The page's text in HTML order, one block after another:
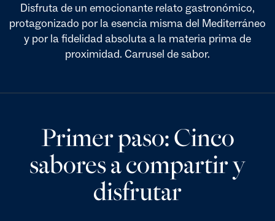
Disfruta de un emocionante relato gastronómico,
protagonizado por la esencia misma del Mediterráneo
y por la fidelidad absoluta a la materia prima de
proximidad. Carrusel de sabor.
Primer paso: Cinco
sabores a compartir y
disfrutar